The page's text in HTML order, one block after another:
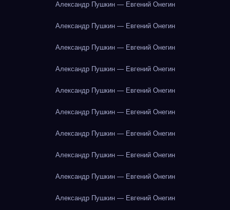
Александр Пушкин — Евгений Онегин
Александр Пушкин — Евгений Онегин
Александр Пушкин — Евгений Онегин
Александр Пушкин — Евгений Онегин
Александр Пушкин — Евгений Онегин
Александр Пушкин — Евгений Онегин
Александр Пушкин — Евгений Онегин
Александр Пушкин — Евгений Онегин
Александр Пушкин — Евгений Онегин
Александр Пушкин — Евгений Онегин